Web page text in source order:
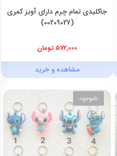
جاکلیدی تمام چرم دارای آویز کمری
(00209027)
572,000 تومان
مشاهده و خرید
ناموجود